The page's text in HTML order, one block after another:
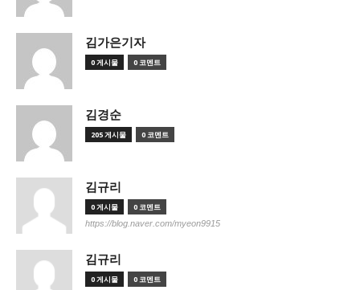
김가은기자
0 게시물 0 코멘트
김경순
205 게시물 0 코멘트
김규리
0 게시물 0 코멘트
https://blog.naver.com/myeon9915
김규리
0 게시물 0 코멘트